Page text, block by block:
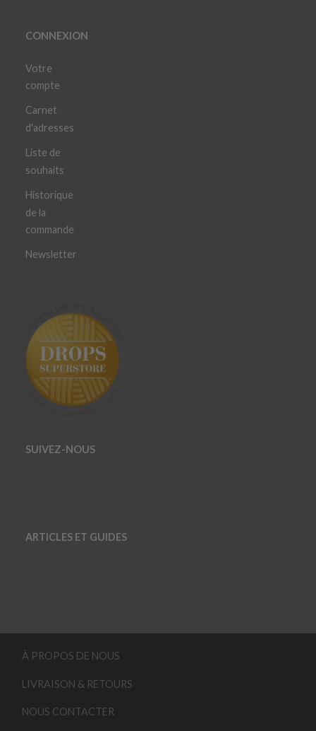
CONNEXION
Votre
compte
Carnet
d'adresses
Liste de
souhaits
Historique
de la
commande
Newsletter
SUIVEZ-NOUS
ARTICLES ET GUIDES
À PROPOS DE NOUS
LIVRAISON & RETOURS
NOUS CONTACTER